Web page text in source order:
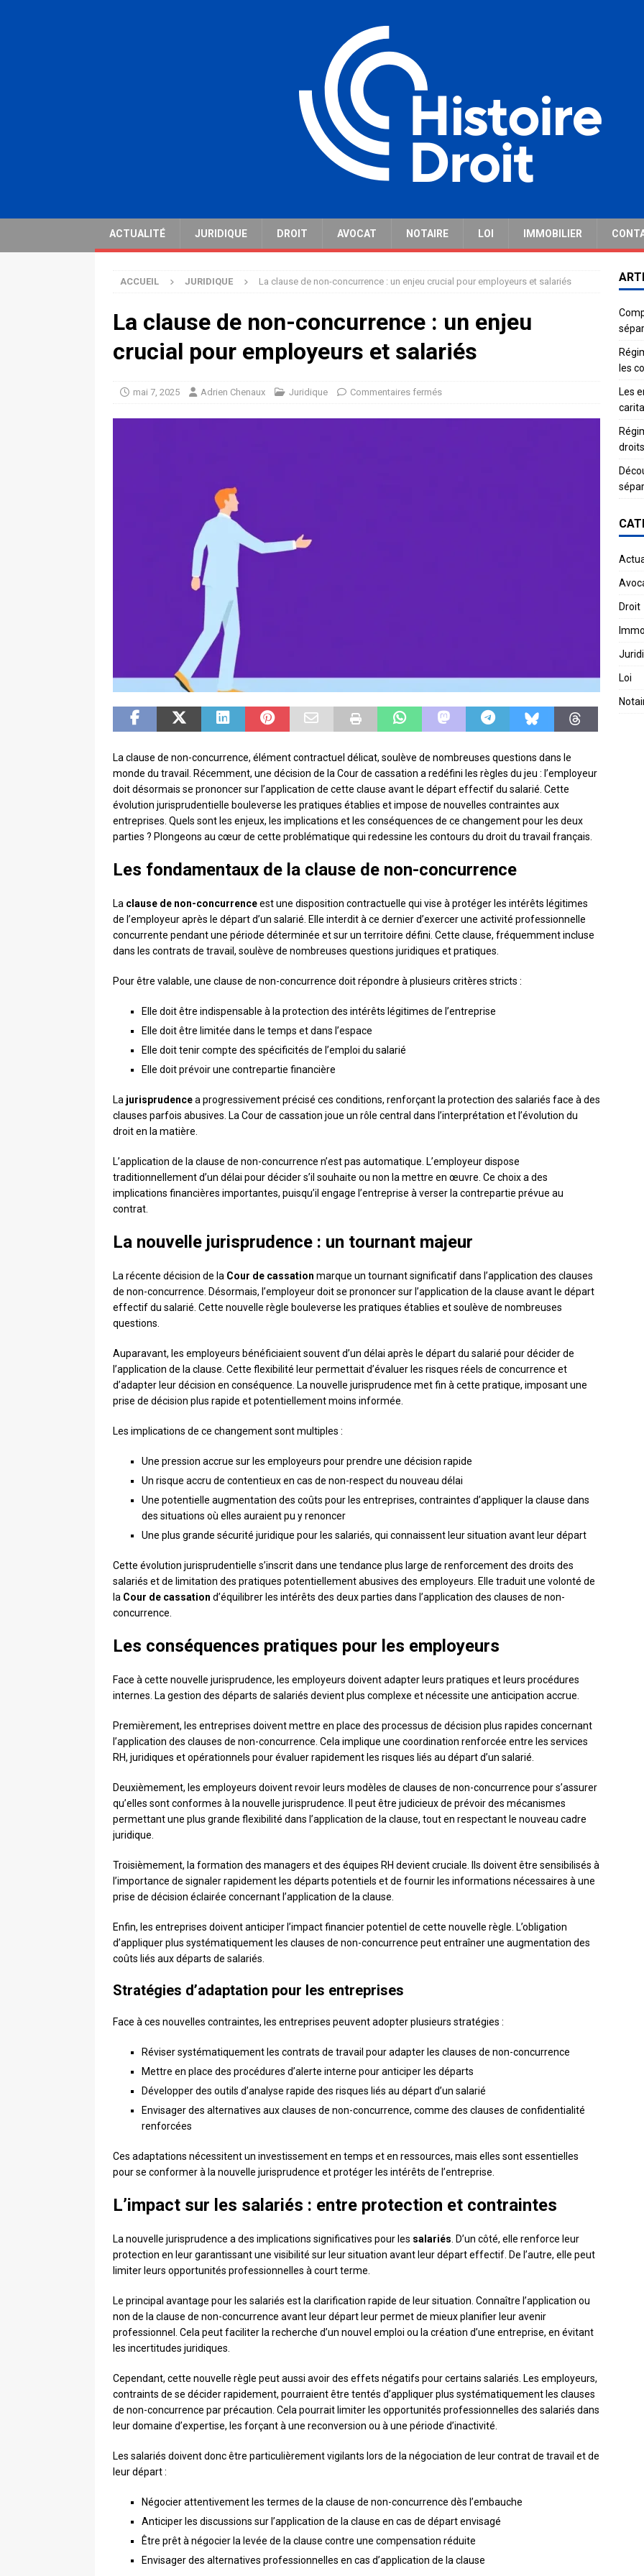
ACTUALITÉ JURIDIQUE DROIT AVOCAT NOTAIRE LOI IMMOBILIER
ACCUEIL JURIDIQUE La clause de non-concurrence : un enjeu crucial pour employeurs et salariés
La clause de non-concurrence : un enjeu
crucial pour employeurs et salariés
mai 7, 2025 Adrien Chenaux Juridique Commentaires fermés
La clause de non-concurrence, élément contractuel délicat, soulève de nombreuses questions dans le
monde du travail. Récemment, une décision de la Cour de cassation a redéfini les règles du jeu : l’employeur
doit désormais se prononcer sur l’application de cette clause avant le départ effectif du salarié. Cette
évolution jurisprudentielle bouleverse les pratiques établies et impose de nouvelles contraintes aux
entreprises. Quels sont les enjeux, les implications et les conséquences de ce changement pour les deux
parties ? Plongeons au cœur de cette problématique qui redessine les contours du droit du travail français.
Les fondamentaux de la clause de non-concurrence
La clause de non-concurrenceest une disposition contractuelle qui vise à protéger les intérêts légitimes
de l’employeur après le départ d’un salarié. Elle interdit à ce dernier d’exercer une activité professionnelle
concurrente pendant une période déterminée et sur un territoire défini. Cette clause, fréquemment incluse
dans les contrats de travail, soulève de nombreuses questions juridiques et pratiques.
Pour être valable, une clause de non-concurrence doit répondre à plusieurs critères stricts :
Elle doit être indispensable à la protection des intérêts légitimes de l’entreprise
Elle doit être limitée dans le temps et dans l’espace
Elle doit tenir compte des spécificités de l’emploi du salarié
Elle doit prévoir une contrepartie financière
La jurisprudencea progressivement précisé ces conditions, renforçant la protection des salariés face à des
clauses parfois abusives. La Cour de cassation joue un rôle central dans l’interprétation et l’évolution du
droit en la matière.
L’application de la clause de non-concurrence n’est pas automatique. L’employeur dispose
traditionnellement d’un délai pour décider s’il souhaite ou non la mettre en œuvre. Ce choix a des
implications financières importantes, puisqu’il engage l’entreprise à verser la contrepartie prévue au
contrat.
La nouvelle jurisprudence : un tournant majeur
La récente décision de la Cour de cassation marque un tournant significatif dans l’application des clauses
de non-concurrence. Désormais, l’employeur doit se prononcer sur l’application de la clause avant le départ
effectif du salarié. Cette nouvelle règle bouleverse les pratiques établies et soulève de nombreuses
questions.
Auparavant, les employeurs bénéficiaient souvent d’un délai après le départ du salarié pour décider de
l’application de la clause. Cette flexibilité leur permettait d’évaluer les risques réels de concurrence et
d’adapter leur décision en conséquence. La nouvelle jurisprudence met fin à cette pratique, imposant une
prise de décision plus rapide et potentiellement moins informée.
Les implications de ce changement sont multiples :
Une pression accrue sur les employeurs pour prendre une décision rapide
Un risque accru de contentieux en cas de non-respect du nouveau délai
Une potentielle augmentation des coûts pour les entreprises, contraintes d’appliquer la clause dans
des situations où elles auraient pu y renoncer
Une plus grande sécurité juridique pour les salariés, qui connaissent leur situation avant leur départ
Cette évolution jurisprudentielle s’inscrit dans une tendance plus large de renforcement des droits des
salariés et de limitation des pratiques potentiellement abusives des employeurs. Elle traduit une volonté de
la Cour de cassation d’équilibrer les intérêts des deux parties dans l’application des clauses de non-
concurrence.
Les conséquences pratiques pour les employeurs
Face à cette nouvelle jurisprudence, les employeurs doivent adapter leurs pratiques et leurs procédures
internes. La gestion des départs de salariés devient plus complexe et nécessite une anticipation accrue.
Premièrement, les entreprises doivent mettre en place des processus de décision plus rapides concernant
l’application des clauses de non-concurrence. Cela implique une coordination renforcée entre les services
RH, juridiques et opérationnels pour évaluer rapidement les risques liés au départ d’un salarié.
Deuxièmement, les employeurs doivent revoir leurs modèles de clauses de non-concurrence pour s’assurer
qu’elles sont conformes à la nouvelle jurisprudence. Il peut être judicieux de prévoir des mécanismes
permettant une plus grande flexibilité dans l’application de la clause, tout en respectant le nouveau cadre
juridique.
Troisièmement, la formation des managers et des équipes RH devient cruciale. Ils doivent être sensibilisés à
l’importance de signaler rapidement les départs potentiels et de fournir les informations nécessaires à une
prise de décision éclairée concernant l’application de la clause.
Enfin, les entreprises doivent anticiper l’impact financier potentiel de cette nouvelle règle. L’obligation
d’appliquer plus systématiquement les clauses de non-concurrence peut entraîner une augmentation des
coûts liés aux départs de salariés.
Stratégies d’adaptation pour les entreprises
Face à ces nouvelles contraintes, les entreprises peuvent adopter plusieurs stratégies :
Réviser systématiquement les contrats de travail pour adapter les clauses de non-concurrence
Mettre en place des procédures d’alerte interne pour anticiper les départs
Développer des outils d’analyse rapide des risques liés au départ d’un salarié
Envisager des alternatives aux clauses de non-concurrence, comme des clauses de confidentialité
renforcées
Ces adaptations nécessitent un investissement en temps et en ressources, mais elles sont essentielles
pour se conformer à la nouvelle jurisprudence et protéger les intérêts de l’entreprise.
L’impact sur les salariés : entre protection et contraintes
La nouvelle jurisprudence a des implications significatives pour les salariés . D’un côté, elle renforce leur
protection en leur garantissant une visibilité sur leur situation avant leur départ effectif. De l’autre, elle peut
limiter leurs opportunités professionnelles à court terme.
Le principal avantage pour les salariés est la clarification rapide de leur situation. Connaître l’application ou
non de la clause de non-concurrence avant leur départ leur permet de mieux planifier leur avenir
professionnel. Cela peut faciliter la recherche d’un nouvel emploi ou la création d’une entreprise, en évitant
les incertitudes juridiques.
Cependant, cette nouvelle règle peut aussi avoir des effets négatifs pour certains salariés. Les employeurs,
contraints de se décider rapidement, pourraient être tentés d’appliquer plus systématiquement les clauses
de non-concurrence par précaution. Cela pourrait limiter les opportunités professionnelles des salariés dans
leur domaine d’expertise, les forçant à une reconversion ou à une période d’inactivité.
Les salariés doivent donc être particulièrement vigilants lors de la négociation de leur contrat de travail et de
leur départ :
Négocier attentivement les termes de la clause de non-concurrence dès l’embauche
Anticiper les discussions sur l’application de la clause en cas de départ envisagé
Être prêt à négocier la levée de la clause contre une compensation réduite
Envisager des alternatives professionnelles en cas d’application de la clause
les
Les
Droit
Loi